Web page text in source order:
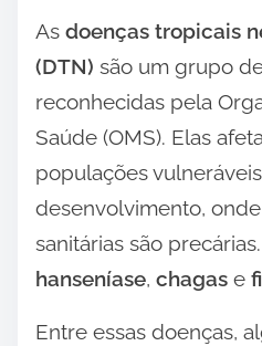
As doenças tropicais
(DTN) são um grupo
reconhecidas pela
Saúde (OMS). Elas
populações
desenvolvimento,
sanitárias são
hanseníase, chagas e
Entre essas doenças,